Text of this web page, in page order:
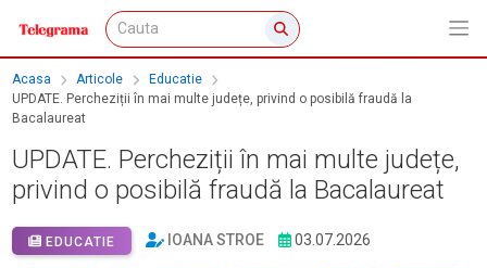
Acasa Articole
Educatie
UPDATE. Percheziții în mai multe județe, privind o posibilă fraudă la
Bacalaureat
UPDATE. Percheziții în mai multe județe,
privind o posibilă fraudă la Bacalaureat
EDUCATIE IOANA STROE 03.07.2026